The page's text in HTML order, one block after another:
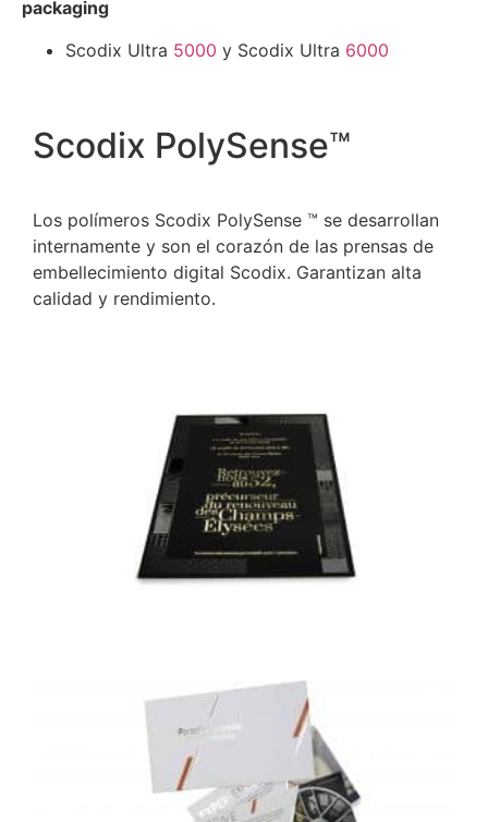
packaging
Scodix Ultra 5000 y Scodix Ultra 6000
Scodix PolySense™
Los polímeros Scodix PolySense ™ se desarrollan
internamente y son el corazón de las prensas de
embellecimiento digital Scodix. Garantizan alta
calidad y rendimiento.